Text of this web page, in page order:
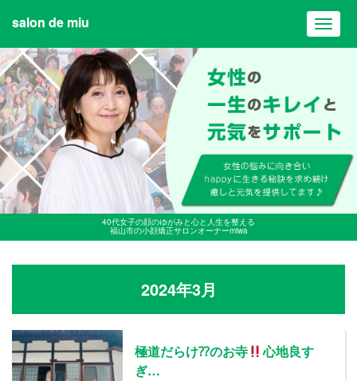
40代女子の顔のゆがみと心と人生を整える
福山市の小顔矯正サロンオーナーmiwa
salon de miu
2024年3月
極道だらけ⁇のお寺
心地良す
ぎ…